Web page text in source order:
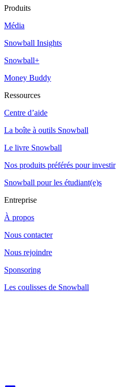
Produits
Média
Snowball Insights
Snowball+
Money Buddy
Ressources
Centre d’aide
La boîte à outils Snowball
Le livre Snowball
Nos produits préférés pour investir
Snowball pour les étudiant(e)s
Entreprise
À propos
Nous contacter
Nous rejoindre
Sponsoring
Les coulisses de Snowball